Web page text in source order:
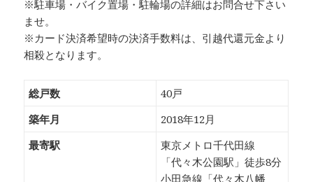
※駐車場・バイク置場・駐輪場の詳細はお問合せ下さい
ませ。
※カード決済希望時の決済手数料は、引越代還元金より
相殺となります。
総戸数
40戸
築年月
2018年12月
最寄駅
東京メトロ千代田線
「代々木公園駅」徒歩8分
小田急線「代々木八幡